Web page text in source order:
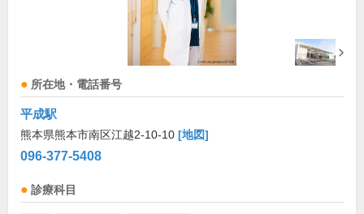
所在地・電話番号
平成駅
熊本県熊本市南区江越2-10-10 [地図]
096-377-5408
診療科目